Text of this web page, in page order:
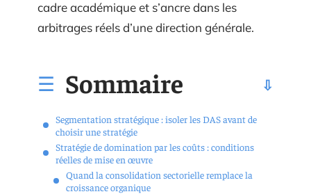
cadre académique et s’ancre dans les
arbitrages réels d’une direction générale.
Sommaire
Segmentation stratégique : isoler les DAS avant de
choisir une stratégie
Stratégie de domination par les coûts : conditions
réelles de mise en œuvre
Quand la consolidation sectorielle remplace la
croissance organique